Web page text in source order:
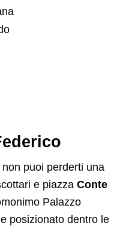
puoi perderti una
e piazza Conte
Palazzo
posizionato dentro le